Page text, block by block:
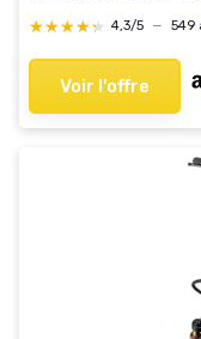
avec Frein à
★★★★★
★★★★★ 4,3/5 — 549
Voir l'offre